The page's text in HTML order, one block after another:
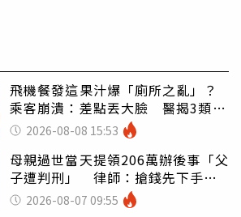
飛機餐發這果汁爆「廁所之亂」？
乘客崩潰：差點丟大臉 醫揭3類人
別亂喝
2026-08-08 15:53
母親過世當天提領206萬辦後事「父
子遭判刑」 律師：搶錢先下手是
罪 2026-08-07 09:55